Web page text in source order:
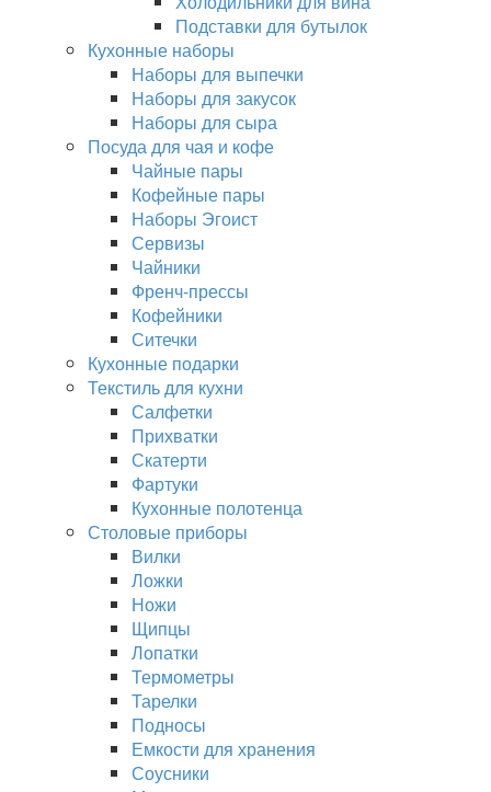
Подставки для бутылок
Кухонные наборы
Наборы для выпечки
Наборы для закусок
Наборы для сыра
Посуда для чая и кофе
Чайные пары
Кофейные пары
Наборы Эгоист
Сервизы
Чайники
Френч-прессы
Кофейники
Ситечки
Кухонные подарки
Текстиль для кухни
Салфетки
Прихватки
Скатерти
Фартуки
Кухонные полотенца
Столовые приборы
Вилки
Ложки
Ножи
Щипцы
Лопатки
Термометры
Тарелки
Подносы
Емкости для хранения
Соусники